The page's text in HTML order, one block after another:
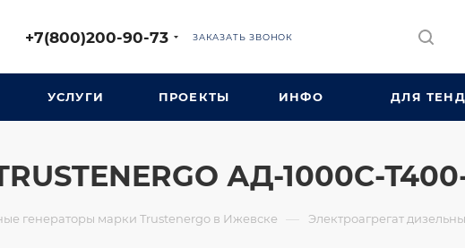
+7(800)200-90-73 ЗАКАЗАТЬ ЗВОНОК
УСЛУГИ ПРОЕКТЫ ИНФО ДЛЯ
АД-1000С-
генераторы марки Trustenergo в Ижевске — Электроагрегат